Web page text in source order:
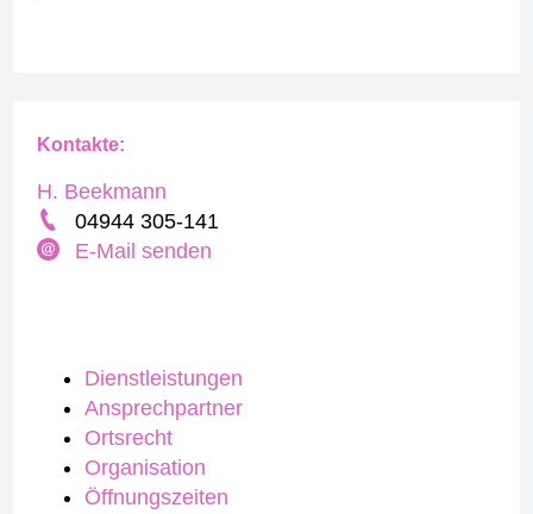
Dienstleistungen
Ansprechpartner
Ortsrecht
Organisation
Öffnungszeiten
Kontakte:
H. Beekmann
04944 305-141
E-Mail senden